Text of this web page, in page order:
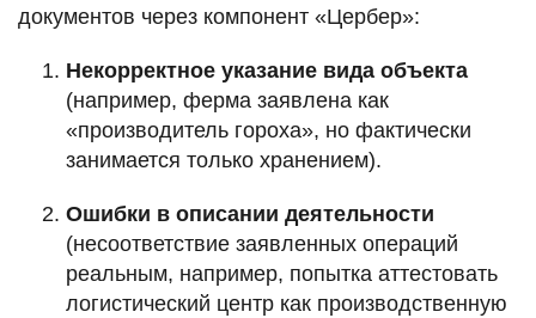
документов через компонент «Цербер»:
Некорректное указание вида объекта
(например, ферма заявлена как
«производитель гороха», но фактически
занимается только хранением).
Ошибки в описании деятельности
(несоответствие заявленных операций
реальным, например, попытка аттестовать
логистический центр как производственную